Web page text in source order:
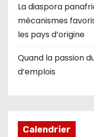
La diaspora
mécanismes
les pays d’origine
Quand la passion
d’emplois
Calendrier